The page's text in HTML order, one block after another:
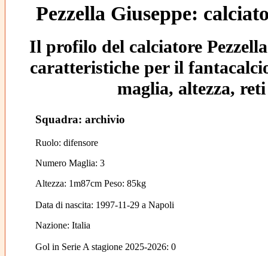
Pezzella Giuseppe:
Il profilo del calciatore
caratteristiche per il
maglia, altezza,
Squadra: archivio
Ruolo: difensore
Numero Maglia: 3
Altezza: 1m87cm Peso: 85kg
Data di nascita: 1997-11-29 a Napoli
Nazione: Italia
Gol in Serie A stagione 2025-2026: 0